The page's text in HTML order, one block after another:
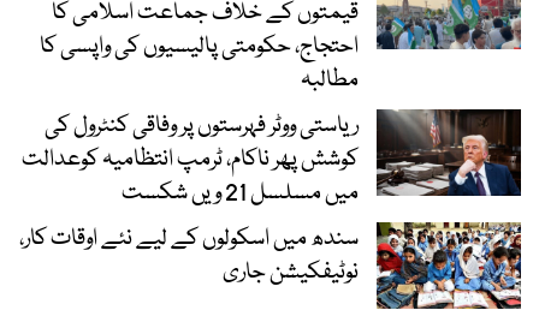
قیمتوں کے خلاف جماعت اسلامی کا
احتجاج، حکومتی پالیسیوں کی واپسی کا
مطالبہ
ریاستی ووٹر فہرستوں پر وفاقی کنٹرول کی
کوشش پھر ناکام، ٹرمپ انتظامیہ کوعدالت
میں مسلسل 21 ویں شکست
سندھ میں اسکولوں کے لیے نئے اوقات کار،
نوٹیفکیشن جاری